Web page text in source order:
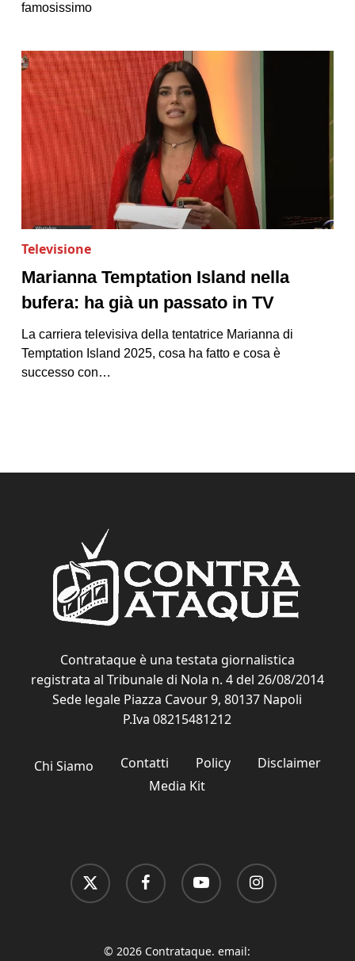
famosissimo
Televisione
Marianna Temptation Island nella
bufera: ha già un passato in TV
La carriera televisiva della tentatrice Marianna di
Temptation Island 2025, cosa ha fatto e cosa è
successo con…
Contrataque è una testata giornalistica
registrata al Tribunale di Nola n. 4 del 26/08/2014
Sede legale Piazza Cavour 9, 80137 Napoli
P.Iva 08215481212
Chi Siamo Contatti Policy
Disclaimer
Media Kit
x-
twitter
facebook youtube instagram
© 2026 Contrataque. email: